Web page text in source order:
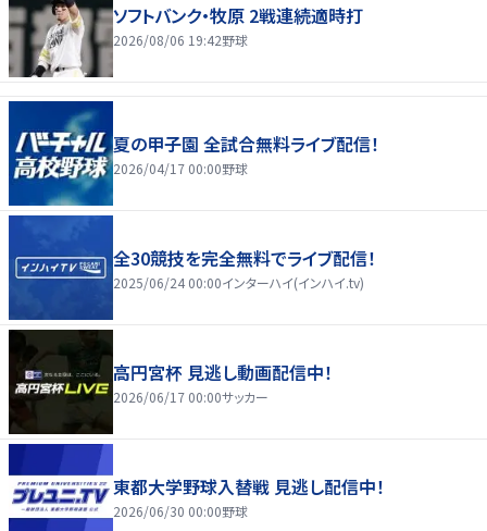
ソフトバンク・牧原 2戦連続適時打
2026/08/06 19:42野球
夏の甲子園 全試合無料ライブ配信！
2026/04/17 00:00野球
全30競技を完全無料でライブ配信！
2025/06/24 00:00インターハイ(インハイ.tv)
高円宮杯 見逃し動画配信中！
2026/06/17 00:00サッカー
東都大学野球入替戦 見逃し配信中！
2026/06/30 00:00野球